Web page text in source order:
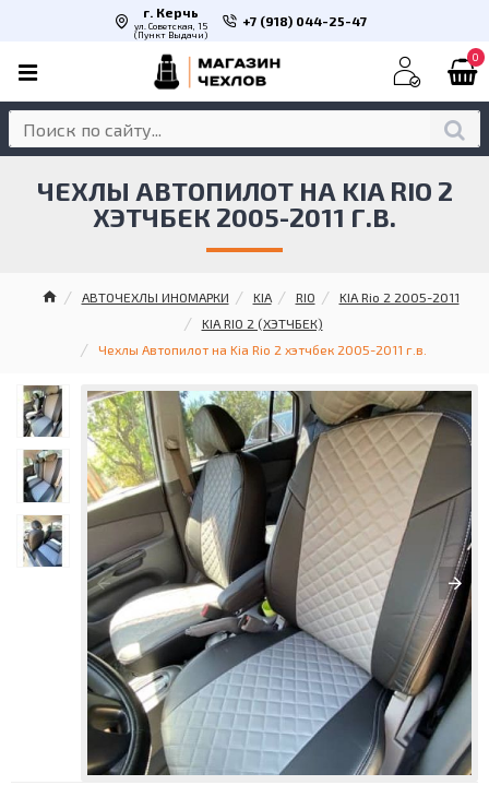
г. Керчь
ул. Советская, 15
(Пункт Выдачи)
+7 (918) 044-25-47
0
АВТОЧЕХЛЫ ИНОМАРКИ KIA RIO
KIA Rio 2 2005-2011
KIA RIO 2 (ХЭТЧБЕК)
Чехлы Автопилот на Kia Rio 2 хэтчбек 2005-2011 г.в.
ЧЕХЛЫ АВТОПИЛОТ НА KIA RIO 2
ХЭТЧБЕК 2005-2011 Г.В.